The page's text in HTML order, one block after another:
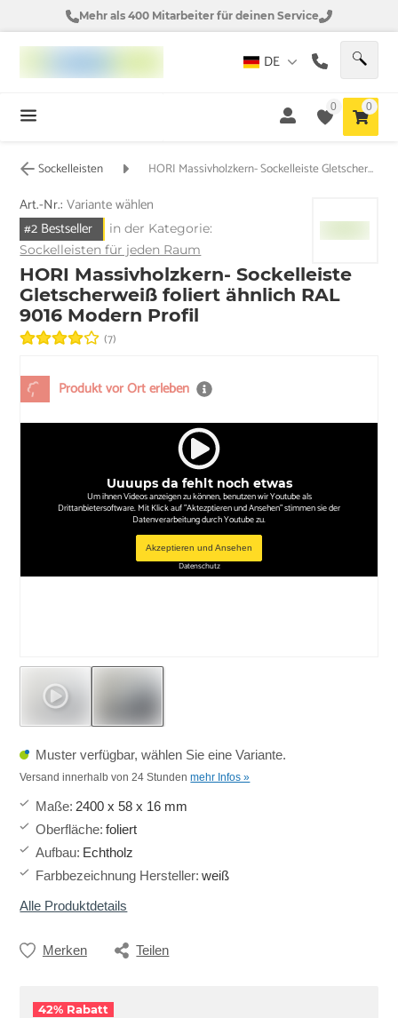
Mehr als 400 Mitarbeiter für deinen Service
DE
0 0
Sockelleisten HORI Massivholzkern- Sockelleiste Gletscherweiß foliert ähnlich RAL 9016 Modern Profil
Produkt vor Ort erleben
Uuuups da fehlt noch etwas
Um ihnen Videos anzeigen zu können, benutzen wir Youtube als
Drittanbietersoftware. Mit Klick auf "Aktezptieren und Ansehen" stimmen sie der
Datenverarbeitung durch Youtube zu.
Akzeptieren und Ansehen
Datenschutz
Art.-Nr.:Variante wählen
#2 Bestseller
in der Kategorie:
Sockelleisten für jeden Raum
HORI Massivholzkern- Sockelleiste
Gletscherweiß foliert ähnlich RAL
9016 Modern Profil
(7)
Muster verfügbar, wählen Sie eine Variante.
Versand innerhalb von 24 Stundenmehr Infos »
Maße: 2400 x 58 x 16 mm
Oberfläche: foliert
Aufbau: Echtholz
Farbbezeichnung Hersteller: weiß
Alle Produktdetails
Merken Teilen
42% Rabatt